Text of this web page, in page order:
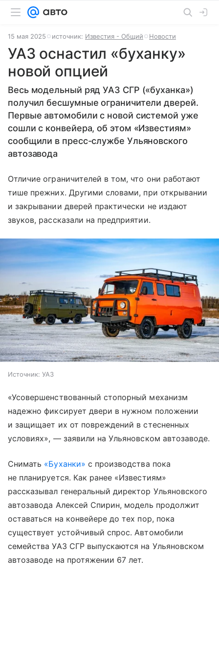
15 мая 2025 источник: Известия - Общий Новости
УАЗ оснастил «буханку»
новой опцией
Весь модельный ряд УАЗ СГР («буханка»)
получил бесшумные ограничители дверей.
Первые автомобили с новой системой уже
сошли с конвейера, об этом «Известиям»
сообщили в пресс-службе Ульяновского
автозавода
Отличие ограничителей в том, что они работают
тише прежних. Другими словами, при открывании
и закрывании дверей практически не издают
звуков, рассказали на предприятии.
Источник: УАЗ
«Усовершенствованный стопорный механизм
надежно фиксирует двери в нужном положении
и защищает их от повреждений в стесненных
условиях», — заявили на Ульяновском автозаводе.
Снимать «Буханки» с производства пока
не планируется. Как ранее «Известиям»
рассказывал генеральный директор Ульяновского
автозавода Алексей Спирин, модель продолжит
оставаться на конвейере до тех пор, пока
существует устойчивый спрос. Автомобили
семейства УАЗ СГР выпускаются на Ульяновском
автозаводе на протяжении 67 лет.